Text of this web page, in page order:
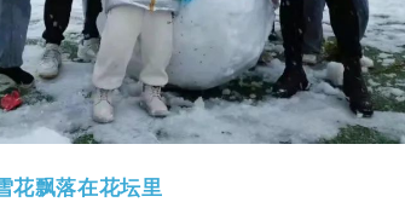
花飘落在花坛里